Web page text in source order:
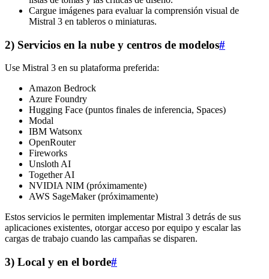
Cargue imágenes para evaluar la comprensión visual de
Mistral 3 en tableros o miniaturas.
2) Servicios en la nube y centros de modelos#
Use Mistral 3 en su plataforma preferida:
Amazon Bedrock
Azure Foundry
Hugging Face (puntos finales de inferencia, Spaces)
Modal
IBM Watsonx
OpenRouter
Fireworks
Unsloth AI
Together AI
NVIDIA NIM (próximamente)
AWS SageMaker (próximamente)
Estos servicios le permiten implementar Mistral 3 detrás de sus
aplicaciones existentes, otorgar acceso por equipo y escalar las
cargas de trabajo cuando las campañas se disparen.
3) Local y en el borde#